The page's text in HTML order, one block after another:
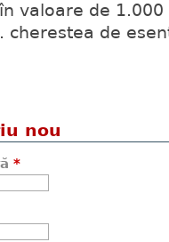
valoare de
cherestea de
nou
*